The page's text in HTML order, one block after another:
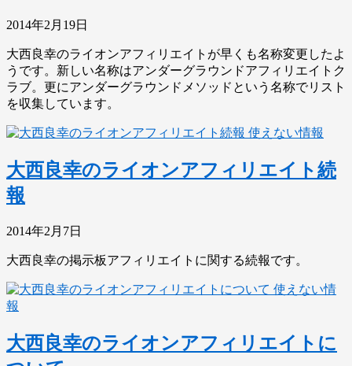
2014年2月19日
大西良幸のライオンアフィリエイトが早くも名称変更したよ
うです。新しい名称はアンダーグラウンドアフィリエイトク
ラブ。更にアンダーグラウンドメソッドという名称でリスト
を収集しています。
使えない情報
大西良幸のライオンアフィリエイト続
報
2014年2月7日
大西良幸の掲示板アフィリエイトに関する続報です。
使えない情
報
大西良幸のライオンアフィリエイトに